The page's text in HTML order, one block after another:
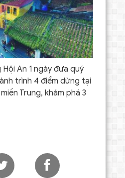
An 1 ngày đưa quý
trình 4 điểm dừng tại
Trung, khám phá 3